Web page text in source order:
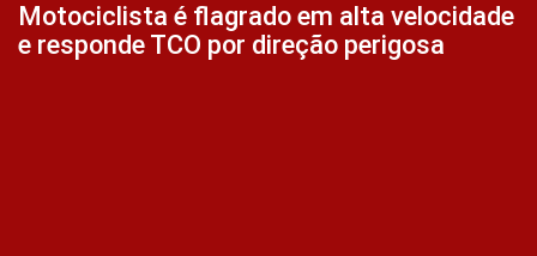
Motociclista é flagrado em alta velocidade
e responde TCO por direção perigosa